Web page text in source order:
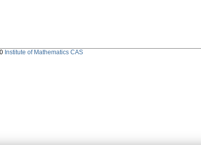
Institute of Mathematics CAS